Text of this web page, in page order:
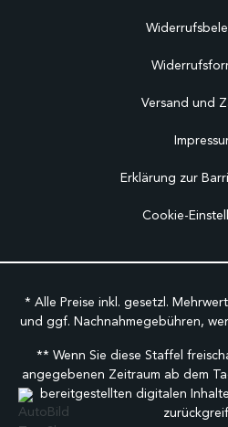
Versand und
Erklärung zur
Cookie-
* Alle Preise inkl. gesetzl.
und ggf. Nachnahmegebühren,
** Wenn Sie diese Staffel
angegebenen Zeitraum ab dem
bereitgestellten digitalen